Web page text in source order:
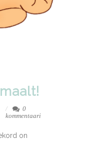
0
kommentaari
on